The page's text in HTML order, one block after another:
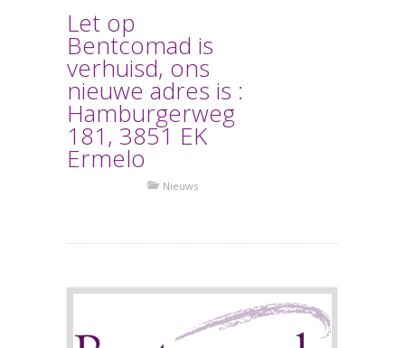
Let op
Bentcomad is
verhuisd, ons
nieuwe adres is :
Hamburgerweg
181, 3851 EK
Ermelo
Nieuws